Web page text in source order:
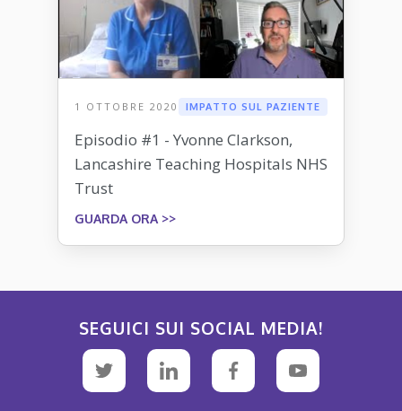
1 OTTOBRE 2020 IMPATTO SUL PAZIENTE
Episodio #1 - Yvonne Clarkson,
Lancashire Teaching Hospitals NHS
Trust
GUARDA ORA >>
SEGUICI SUI SOCIAL MEDIA!